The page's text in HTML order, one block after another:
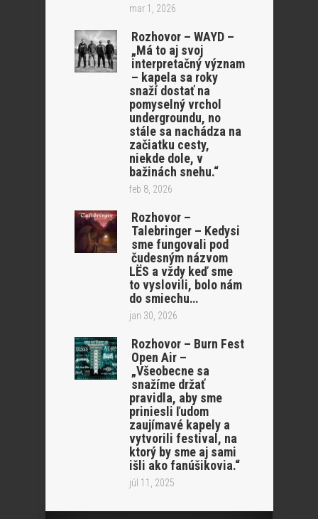
mar 1, 2026
Rozhovor – WAYD –
„Má to aj svoj
interpretačný význam
– kapela sa roky
snaží dostať na
pomyselný vrchol
undergroundu, no
stále sa nachádza na
začiatku cesty,
niekde dole, v
bažinách snehu.“
feb 8, 2026
Rozhovor –
Talebringer – Kedysi
sme fungovali pod
čudesným názvom
LËS a vždy keď sme
to vyslovili, bolo nám
do smiechu…
jan 30, 2026
Rozhovor – Burn Fest
Open Air –
„Všeobecne sa
snažíme držať
pravidla, aby sme
priniesli ľudom
zaujímavé kapely a
vytvorili festival, na
ktorý by sme aj sami
išli ako fanúšikovia.“
júl 11, 2025